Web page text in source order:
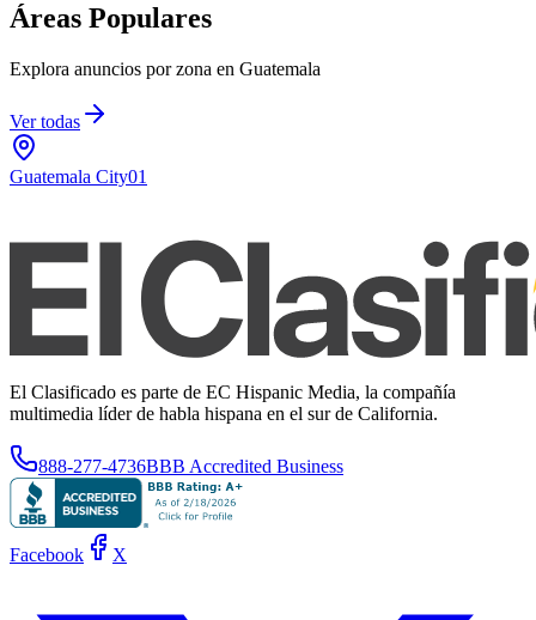
Áreas Populares
Explora anuncios por zona en Guatemala
Ver todas
Guatemala City01
El Clasificado es parte de EC Hispanic Media, la compañía
multimedia líder de habla hispana en el sur de California.
888-277-4736BBB Accredited Business
Facebook X